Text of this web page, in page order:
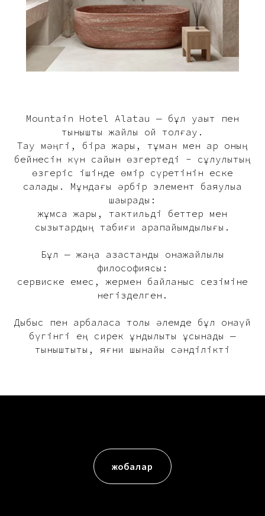
Mountain Hotel Alatau — бұл уақыт пен
тыныштық жайлы ой толғау.
Тау мәңгі, бірақ жарық, тұман мен қар оның
бейнесін күн сайын өзгертеді - сұлулықтың
өзгеріс ішінде өмір сүретінін еске
салады. Мұндағы әрбір элемент баяулыққа
шақырады:
жұмсақ жарық, тактильді беттер мен
сызықтардың табиғи қарапайымдылығы.
Бұл — жаңа қазақстандық қонақжайлылық
философиясы:
сервиске емес, жермен байланыс сезіміне
негізделген.
Дыбыс пен қарбаласқа толы әлемде бұл қонақүй
бүгінгі ең сирек құндылықты ұсынады —
тыныштықты, яғни шынайы сәнділікті
жобалар